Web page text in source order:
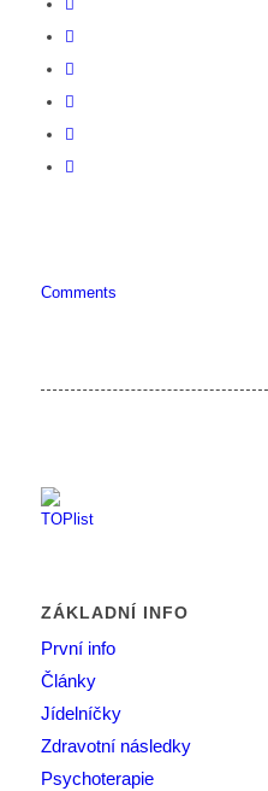
Comments
ZÁKLADNÍ INFO
První info
Články
Jídelníčky
Zdravotní následky
Psychoterapie